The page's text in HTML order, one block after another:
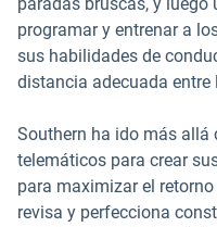
programar y entrenar a
sus habilidades de
distancia adecuada entre
Southern ha ido más allá
telemáticos para crear
para maximizar el
revisa y perfecciona